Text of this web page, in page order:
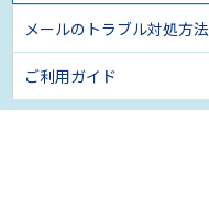
メールのトラブル対処方法
ご利用ガイド